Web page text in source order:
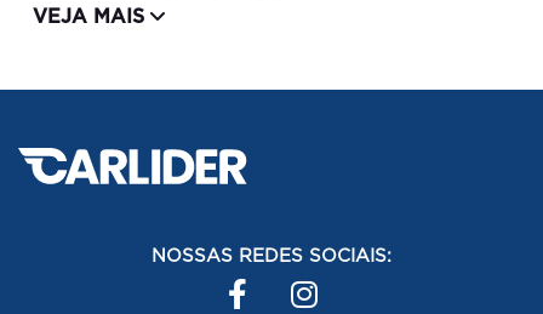
VEJA MAIS
NOSSAS REDES SOCIAIS: